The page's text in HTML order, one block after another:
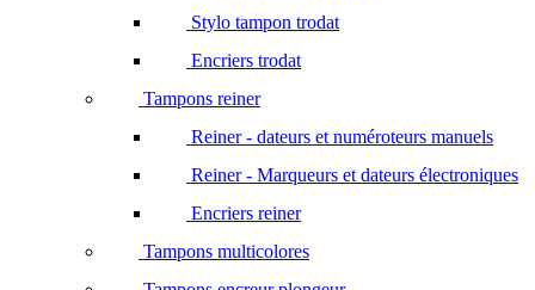
Stylo tampon trodat
Encriers trodat
Tampons reiner
Reiner - dateurs et numéroteurs manuels
Reiner - Marqueurs et dateurs électroniques
Encriers reiner
Tampons multicolores